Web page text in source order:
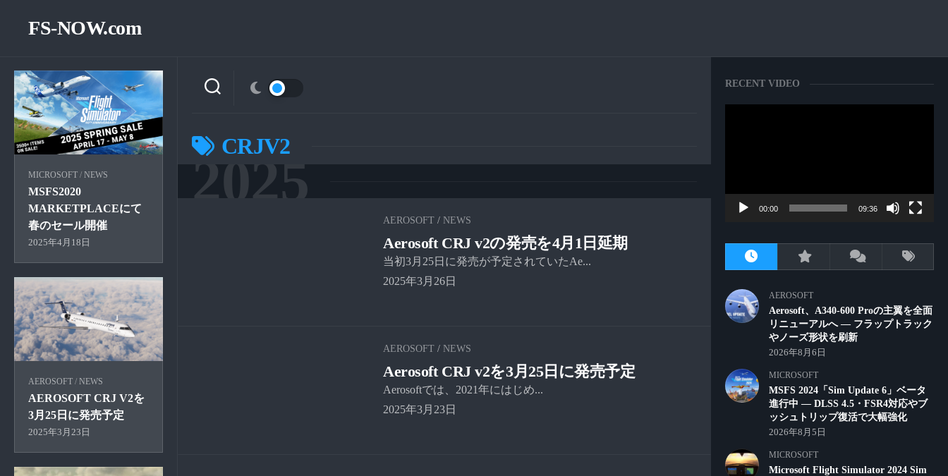
contentFS-NOW.com
MICROSOFT / NEWS
MSFS2020
MARKETPLACEにて
春のセール開催
2025年4月18日
AEROSOFT / NEWS
AEROSOFT CRJ V2を
3月25日に発売予定
2025年3月23日
CRJV2
2025
AEROSOFT / NEWS
Aerosoft CRJ v2の発売を4月1日延期
当初3月25日に発売が予定されていたAe...
2025年3月26日
AEROSOFT / NEWS
Aerosoft CRJ v2を3月25日に発売予定
Aerosoftでは、2021年にはじめ...
2025年3月23日
RECENT VIDEO
00:00 09:36
AEROSOFT
Aerosoft、A340-600 Proの主翼を全面
リニューアルへ ― フラップトラック
やノーズ形状を刷新
2026年8月6日
MICROSOFT
MSFS 2024「Sim Update 6」ベータ
進行中 ― DLSS 4.5・FSR4対応やブ
ッシュトリップ復活で大幅強化
2026年8月5日
MICROSOFT
Microsoft Flight Simulator 2024 Sim